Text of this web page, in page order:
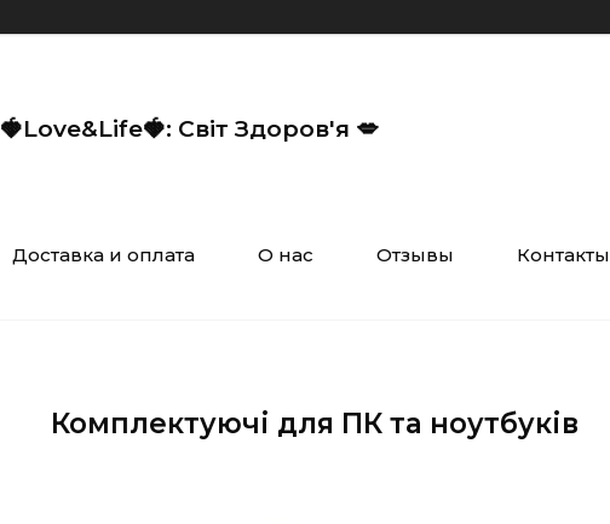
🍓Love&Life🍓: Світ Здоров'я 💋
Доставка и оплата О нас Отзывы Контакты
Комплектуючі для ПК та ноутбуків